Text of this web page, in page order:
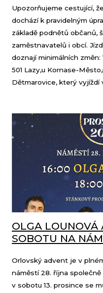
Upozorňujeme cestující,
dochází k pravidelným
základě podnětů občanů,
zaměstnavatelů i obcí.
doznají minimálních
501 Lazy,u Kornase-
Dětmarovice, který vyjíždí
OLGA LOUNOVÁ
SOBOTU NA
Orlovský advent je v
náměstí 28. října
v sobotu 13. prosince se